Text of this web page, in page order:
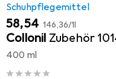
Schuhpflegemittel
EUR
58,54 EUR
146,36/1l
Collonil Zubehör
400 ml